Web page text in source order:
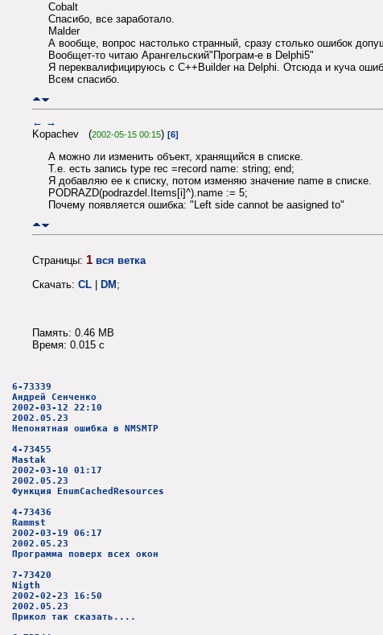
Cobalt
Спасибо, все заработало.
Malder
А вообще, вопрос настолько странный, сразу столько ошибок
Вообщет-то читаю Арангельский"Програм-е в Delphi5"
Я переквалифицируюсь с C++Builder на Delphi. Отсюда и куча
Всем спасибо.
← →
Kopachev (2002-05-15 00:15) [6]
А можно ли изменить объект, хранящийся в списке.
Т.е. есть запись type rec =record name: string; end;
Я добавляю ее к списку, потом изменяю значение name в списке.
PODRAZD(podrazdel.Items[i]^).name := 5;
Почему появляется ошибка: "Left side cannot be aasigned to"
Страницы: 1 вся ветка
Скачать: CL | DM;
Память: 0.46 MB
Время: 0.015 c
6-73339
Андрей Сенченко
2002-03-12 22:10
2002.05.23
Непонятная ошибка в NMSMTP
4-73455
Mastak
2002-03-10 01:17
2002.05.23
Функция EnumCachedResources
4-73436
Rammst
2002-03-19 06:17
2002.05.23
Программа поверх всех окон
7-73420
Nigth
2002-02-23 16:50
2002.05.23
Прикол так сказать....